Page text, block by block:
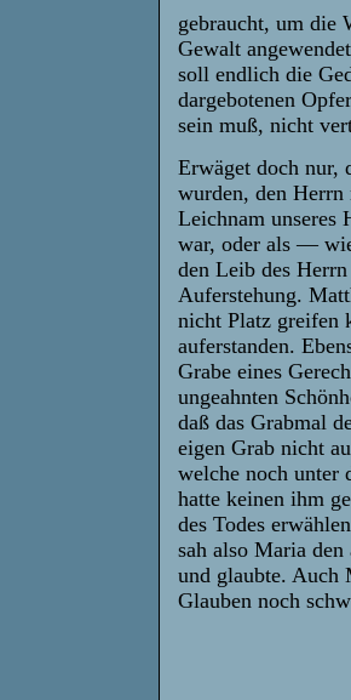
gebraucht, um die
Gewalt
soll endlich die
dargebotenen
sein muß, nicht
Erwäget doch nur,
wurden, den Herrn
Leichnam unseres
war, oder als —
den Leib des
Auferstehung.
nicht Platz greifen
auferstanden.
Grabe eines
ungeahnten
daß das Grabmal
eigen Grab nicht
welche noch unter
hatte keinen ihm
des Todes
sah also Maria
und glaubte. Auch
Glauben noch